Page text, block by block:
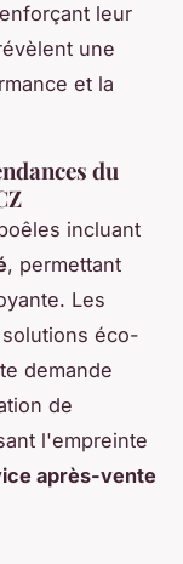
leur
une
et la
du
incluant
, permettant
Les
éco-
demande
de
l'empreinte
après-vente